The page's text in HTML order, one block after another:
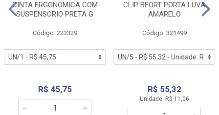
CINTA ERGONOMICA COM
SUSPENSORIO PRETA G
Código: 223329
R$ 45,75
CLIP BFORT PORTA LUVA
AMARELO
Código: 321499
R$ 55,32
Unidade: R$ 11,06